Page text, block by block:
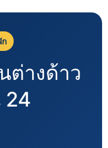
ก
ต่างด้าว
24